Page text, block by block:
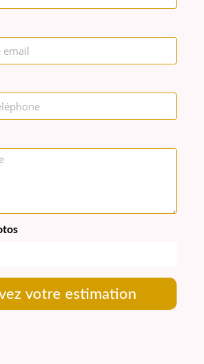
votre estimation